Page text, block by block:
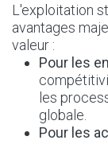
L'exploitation
avantages
valeur :
Pour les
les
globale.
Pour les